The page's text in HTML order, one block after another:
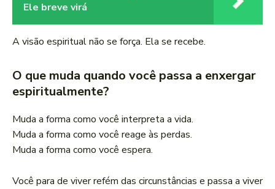
Ele breve virá
A visão espiritual não se força. Ela se recebe.
O que muda quando você passa a enxergar
espiritualmente?
Muda a forma como você interpreta a vida.
Muda a forma como você reage às perdas.
Muda a forma como você espera.
Você para de viver refém das circunstâncias e passa a viver